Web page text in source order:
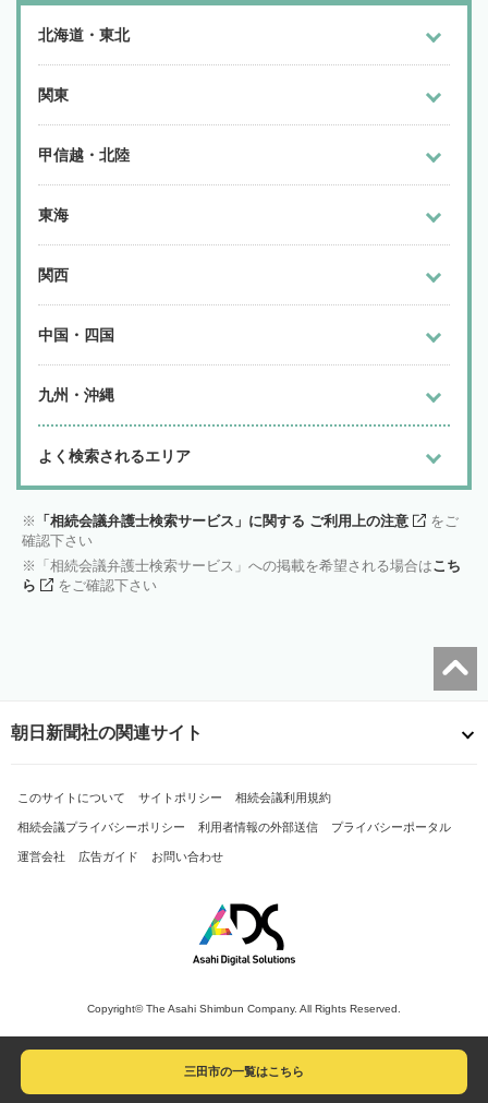
北海道・東北
関東
甲信越・北陸
東海
関西
中国・四国
九州・沖縄
よく検索されるエリア
「相続会議弁護士検索サービス」に関する ご利用上の注意
をご
確認下さい
「相続会議弁護士検索サービス」への掲載を希望される場合はこち
ら
をご確認下さい
三田市の一覧はこちら
朝日新聞社の関連サイト
このサイトについて サイトポリシー 相続会議利用規約
相続会議プライバシーポリシー 利用者情報の外部送信 プライバシーポータル
運営会社 広告ガイド お問い合わせ
Copyright© The Asahi Shimbun Company. All Rights Reserved.